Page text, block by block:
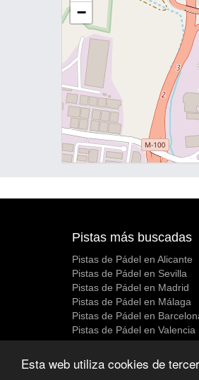
Esta web utiliza cookies de
−
Pistas más buscadas
Pistas de Pádel en Alicante
Pistas de Pádel en Sevilla
Pistas de Pádel en Madrid
Pistas de Pádel en Málaga
Pistas de Pádel en
Pistas de Pádel en Valencia